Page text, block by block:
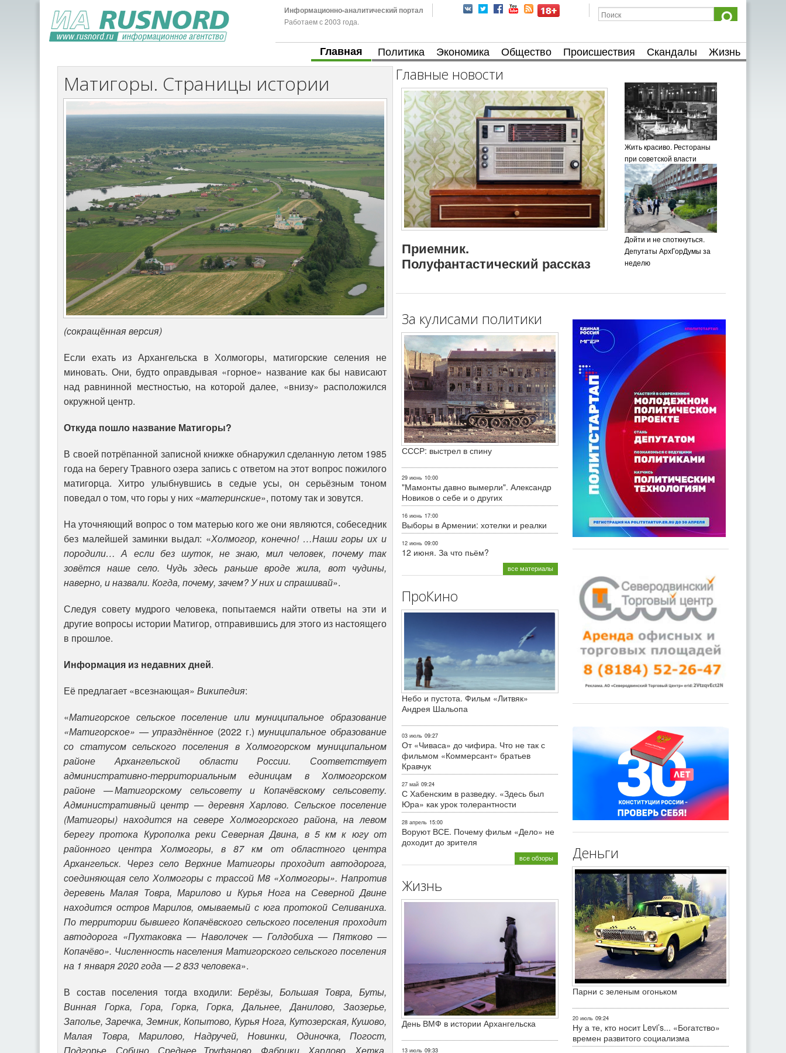
Информационно-аналитический портал
Работаем с 2003 года.
Главная Политика Экономика Общество Происшествия Скандалы Жизнь
Матигоры. Страницы истории
(сокращённая версия)
Если ехать из Архангельска в Холмогоры, матигорские селения не
миновать. Они, будто оправдывая «горное» название как бы нависают
над равнинной местностью, на которой далее, «внизу» расположился
окружной центр.
Откуда пошло название Матигоры?
В своей потрёпанной записной книжке обнаружил сделанную летом 1985
года на берегу Травного озера запись с ответом на этот вопрос пожилого
матигорца. Хитро улыбнувшись в седые усы, он серьёзным тоном
поведал о том, что горы у них «материнские», потому так и зовутся.
На уточняющий вопрос о том матерью кого же они являются, собеседник
без малейшей заминки выдал: «Холмогор, конечно! …Наши горы их и
породили… А если без шуток, не знаю, мил человек, почему так
зовётся наше село. Чудь здесь раньше вроде жила, вот чудины,
наверно, и назвали. Когда, почему, зачем? У них и спрашивай».
Следуя совету мудрого человека, попытаемся найти ответы на эти и
другие вопросы истории Матигор, отправившись для этого из настоящего
в прошлое.
Информация из недавних дней.
Её предлагает «всезнающая» Википедия:
«Матигорское сельское поселение или муниципальное образование
«Матигорское» — упразднённое (2022 г.) муниципальное образование
со статусом сельского поселения в Холмогорском муниципальном
районе Архангельской области России. Соответствует
административно-территориальным единицам в Холмогорском
районе — Матигорскому сельсовету и Копачёвскому сельсовету.
Административный центр — деревня Харлово. Сельское поселение
(Матигоры) находится на севере Холмогорского района, на левом
берегу протока Курополка реки Северная Двина, в 5 км к югу от
районного центра Холмогоры, в 87 км от областного центра
Архангельск. Через село Верхние Матигоры проходит автодорога,
соединяющая село Холмогоры с трассой М8 «Холмогоры». Напротив
деревень Малая Товра, Марилово и Курья Нога на Северной Двине
находится остров Марилов, омываемый с юга протокой Селиваниха.
По территории бывшего Копачёвского сельского поселения проходит
автодорога «Пухтаковка — Наволочек — Голдобиха — Пятково —
Копачёво». Численность населения Матигорского сельского поселения
на 1 января 2020 года — 2 833 человека».
В состав поселения тогда входили:Берёзы, Большая Товра, Буты,
Винная Горка, Гора, Горка, Горка, Дальнее, Данилово, Заозерье,
Заполье, Заречка, Земник, Копытово, Курья Нога, Кутозерская, Кушово,
Малая Товра, Марилово, Надручей, Новинки, Одиночка, Погост,
Подгорье, Собино, Среднее Труфаново, Фабрики, Харлово, Хетка,
Главные новости
Приемник.
Полуфантастический рассказ
Жить красиво. Рестораны
при советской власти
Дойти и не споткнуться.
Депутаты АрхГорДумы за
неделю
За кулисами политики
СССР: выстрел в спину
29 июнь 10:00
"Мамонты давно вымерли". Александр
Новиков о себе и о других
16 июнь 17:00
Выборы в Армении: хотелки и реалки
12 июнь 09:00
12 июня. За что пьём?
все материалы
ПроКино
Небо и пустота. Фильм «Литвяк»
Андрея Шальопа
03 июль 09:27
От «Чиваса» до чифира. Что не так с
фильмом «Коммерсант» братьев
Кравчук
27 май 09:24
С Хабенским в разведку. «Здесь был
Юра» как урок толерантности
28 апрель 15:00
Воруют ВСЕ. Почему фильм «Дело» не
доходит до зрителя
все обзоры
Жизнь
День ВМФ в истории Архангельска
13 июль 09:33
Деньги
Парни с зеленым огоньком
20 июль 09:24
Ну а те, кто носит Levi’s... «Богатство»
времен развитого социализма